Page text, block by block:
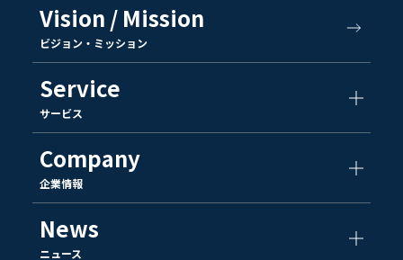
Vision / Mission
ビジョン・ミッション
Service
サービス
Company
企業情報
News
ニュース